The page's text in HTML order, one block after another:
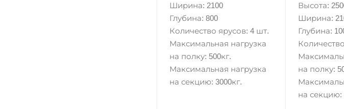
Ширина: 2100
Глубина: 800
Количество ярусов: 4 шт.
Максимальная нагрузка
на полку: 500кг.
Максимальная нагрузка
на секцию: 3000кг.
Высота:
Ширина:
Глубина:
на полку:
на секцию: